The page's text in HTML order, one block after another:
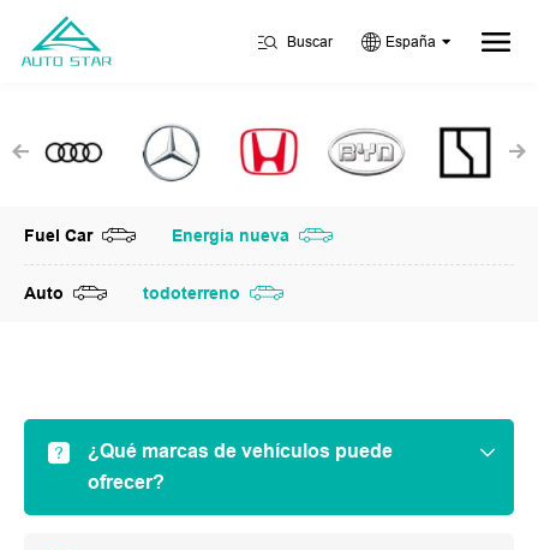
Buscar España
Fuel Car Energia nueva
Auto todoterreno
¿Qué marcas de vehículos puede
ofrecer?